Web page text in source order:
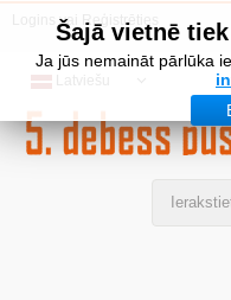
Šajā vietnē
Ja jūs nemaināt pārlūka
vai Reģistrēties